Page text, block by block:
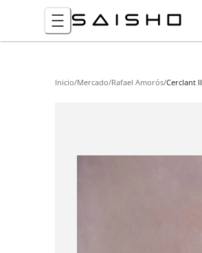
Inicio/Mercado/Rafael Amorós/Cerclant II